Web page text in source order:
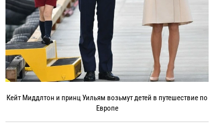
Кейт Миддлтон и принц Уильям возьмут детей в путешествие по
Европе